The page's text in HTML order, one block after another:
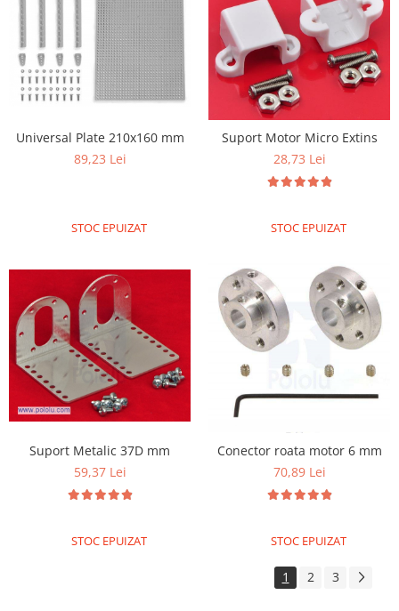
Universal Plate 210x160 mm
89,23 Lei
STOC EPUIZAT
Suport Motor Micro Extins
28,73 Lei
STOC EPUIZAT
Suport Metalic 37D mm
59,37 Lei
STOC EPUIZAT
Conector roata motor 6 mm
70,89 Lei
STOC EPUIZAT
1 2 3